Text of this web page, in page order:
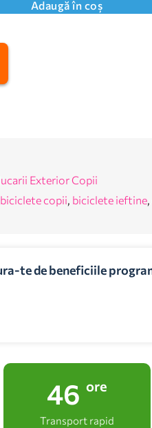
Adaugă în coș
Exterior Copii
biciclete copii biciclete ieftine
te de beneficiile
48 ore
Transport rapid